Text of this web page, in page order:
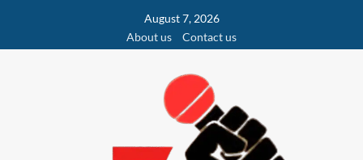
content
August 7, 2026
About us
Contact us